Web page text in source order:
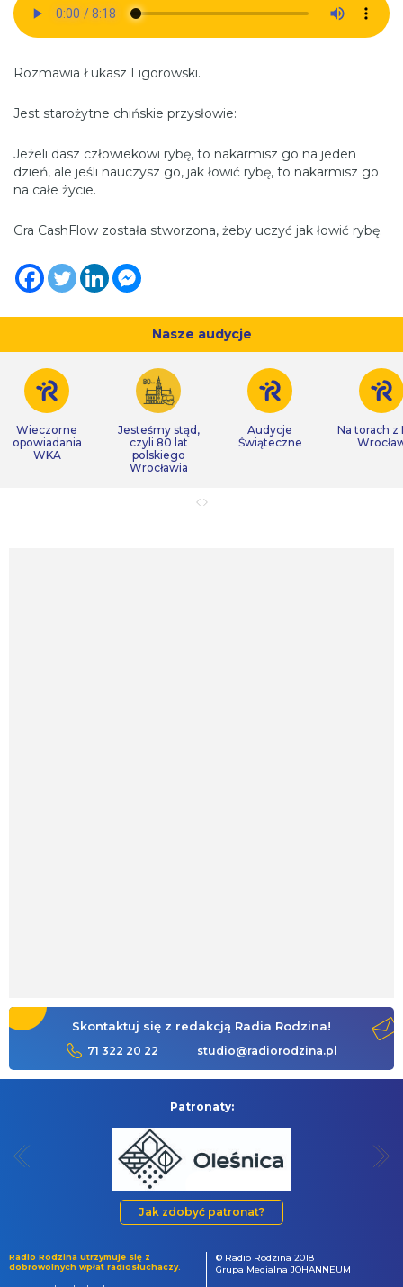
Rozmawia Łukasz Ligorowski.
Jest starożytne chińskie przysłowie:
Jeżeli dasz człowiekowi rybę, to nakarmisz go na jeden
dzień, ale jeśli nauczysz go, jak łowić rybę, to nakarmisz go
na całe życie.
Gra CashFlow została stworzona, żeby uczyć jak łowić rybę.
Nasze audycje
Wieczorne
opowiadania
WKA
Jesteśmy stąd,
czyli 80 lat
polskiego
Wrocławia
Audycje
Świąteczne
Na torach z
Skontaktuj się z redakcją Radia Rodzina!
71 322 20 22 studio@radiorodzina.pl
Patronaty:
Jak zdobyć patronat?
Radio Rodzina utrzymuje się z
dobrowolnych wpłat radiosłuchaczy.
© Radio Rodzina 2018 |
Grupa Medialna JOHANNEUM